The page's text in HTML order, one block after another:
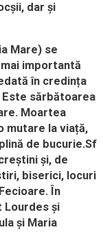
dar și
Mare) se
importantă
în credința
sărbătoarea
Moartea
mutare la viață,
de bucurie.Sf
și, de
biserici, locuri
În
Lourdes și
și Maria